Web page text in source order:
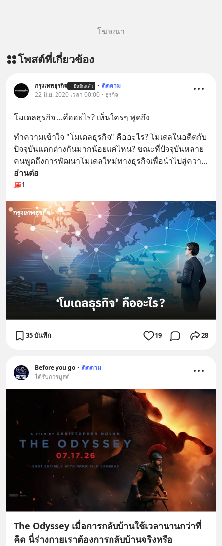
ผ่าน Line OA ด.ดล Blog คลิกเลย -->
สนับสนุนโดย 📣
เครียด หลับยาก ผมอยากแนะนำ
ผลิตภัณฑ์เสริมอาหาร Diip CBD ช่วย
บรรเทาความเครียด ลดความวิตกกังวล
เพิ่มการผ่อนคลาย ซึ่งช่วยให้การนอน
หลับมีประสิทธิภาพมากยิ่งขึ้น 📍 สนใจ
สั่งซื้อสินค้า Diip CBD 💬 LINE :
@diipgeek 🔗 หรือกดลิงก์
https://lin.ee/U91Fzyz
โฆษณา
โพสต์ที่เกี่ยวข้อง
กรุงเทพธุรกิจ ยืนยันแล้ว • ติดตาม
22 มิ.ย. 2020 เวลา 00:00 • ธุรกิจ
โมเดลธุรกิจ ...คืออะไร? เห็นใครๆ พูดถึง
ทำความเข้าใจ "โมเดลธุรกิจ" คืออะไร? โมเดลในอดีตกับ
ปัจจุบันแตกต่างกันมากน้อยแค่ไหน? ขณะที่ปัจจุบันหลาย
คนพูดถึงการพัฒนาโมเดลใหม่ทางธุรกิจเพื่อนำไปสู่ควา
อ่านต่อ
1
35 บันทึก 19 28
Before you go • ติดตาม
ได้รับการบูสต์
The Odyssey เมื่อการกลับบ้านใช้เวลานานกว่าที่
คิด นี่ร่างกายเราต้องการกลับบ้านจริงหรือ